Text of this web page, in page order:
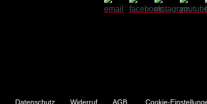
Datenschutz Widerruf AGB Cookie-